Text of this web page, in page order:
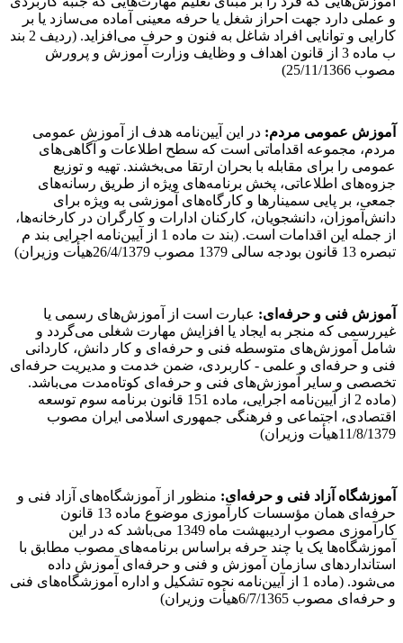
و عملی دارد جهت احراز شغل یا حرفه معینی آماده می‌سازد یا بر
کارایی و توانایی افراد شاغل به فنون و حرف می‌‌افزاید. (ردیف 2 بند
ب ماده 3 از قانون اهداف و وظایف وزارت آموزش و پرورش
مصوب 25/11/1366)
آموزش عمومی مردم: در این آیین‌نامه هدف از آموزش عمومی
مردم، مجموعه اقداماتی است که سطح‌ اطلاعات و آگاهی‌های
عمومی را برای مقابله با بحران ارتقا می‌بخشند. تهیه و توزیع
جزوه‌های اطلاعاتی، پخش برنامه‌های ویژه از طریق رسانه‌های
جمعی، بر پایی سمینارها و کارگاه‌های آموزشی به ویژه برای
دانش‌آموزان، دانشجویان، کارکنان ادارات و کارگران در کارخانه‌ها،
از جمله این اقدامات است. (بند ت ماده 1 از آیین‌نامه اجرایی بند م
تبصره 13 قانون بودجه سالی 1379 مصوب 26/4/1379هیأت وزیران)
آموزش فنی و حرفه‌ای: عبارت است از آموزش‌های رسمی یا
غیررسمی که منجر به ایجاد یا افزایش مهارت شغلی می‌گردد و
شامل آموزش‌های متوسطه فنی و حرفه‌ای و کار دانش، کاردانی
فنی و حرفه‌ای و علمی - کاربردی، ضمن خدمت و مدیریت حرفه‌ای
تخصصی و سایر آموزش‌های فنی و حرفه‌ای کوتاه‌مدت می‌باشد.
(ماده 2 از آیین‌نامه اجرایی، ماده 151 قانون برنامه سوم توسعه
اقتصادی، اجتماعی و فرهنگی جمهوری اسلامی ایران مصوب
11/8/1379هیأت وزیران)
آموزشگاه آزاد فنی و حرفه‌ای: منظور از آموزشگاه‌های آزاد فنی و
حرفه‌ای همان مؤسسات کارآموزی موضوع ماده 13 قانون
کارآموزی مصوب اردیبهشت ماه 1349 می‌باشد که در این
آموزشگاه‌ها یک یا چند حرفه براساس برنامه‌های مصوب مطابق با
استانداردهای سازمان آموزش و فنی و حرفه‌ای آموزش داده
می‌شود. (ماده 1 از آیین‌نامه نحوه تشکیل و اداره آموزشگاه‌های فنی
و حرفه‌ای مصوب 6/7/1365هیأت وزیران)